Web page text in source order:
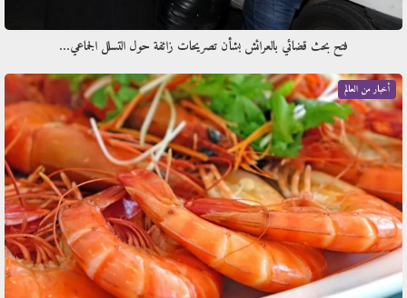
فتح بحث قضائي بالعرائش بشأن تصريحات زائفة حول التسلل الجماعي…
أخبار من العالم